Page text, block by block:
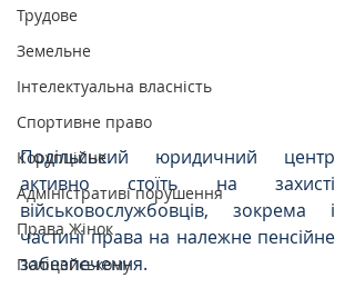
Трудове
Земельне
Інтелектуальна власність
Спортивне право
Корупційне
Адміністративі порушення
Права Жінок
Поліцейському
Подільський юридичний центр
активно стоїть на захисті
військовослужбовців, зокрема і
частині права на належне пенсійне
забезпечення.